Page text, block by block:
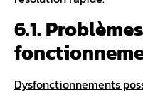
6.1.
Dysfonctionnements